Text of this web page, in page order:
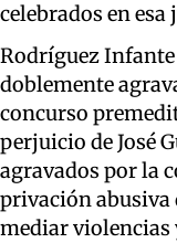
celebrados en
Rodríguez
doblemente
concurso
perjuicio de José
agravados por la
privación abusiva
mediar violencias